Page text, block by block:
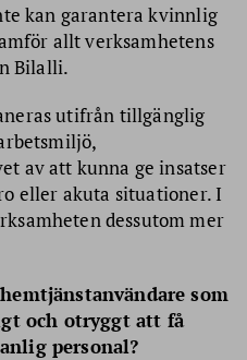
kan garantera kvinnlig
allt verksamhetens
Bilalli.
utifrån tillgänglig
av att kunna ge insatser
eller akuta situationer. I
dessutom mer
som
och otryggt att få
personal?